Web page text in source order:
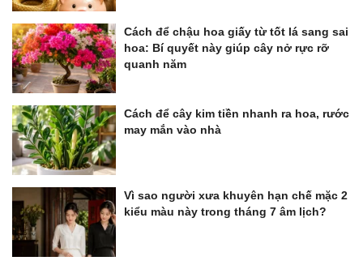
Cách để chậu hoa giấy từ tốt lá sang sai
hoa: Bí quyết này giúp cây nở rực rỡ
quanh năm
Cách để cây kim tiền nhanh ra hoa, rước
may mắn vào nhà
Vì sao người xưa khuyên hạn chế mặc 2
kiểu màu này trong tháng 7 âm lịch?